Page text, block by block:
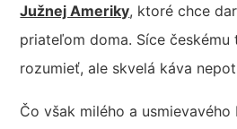
Južnej Ameriky, ktoré chce
priateľom doma. Síce
rozumieť, ale skvelá káva
Čo však milého a usmievavého